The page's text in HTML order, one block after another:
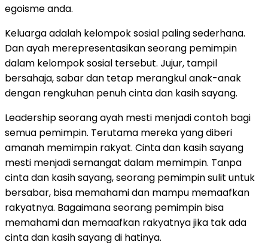
egoisme anda.
Keluarga adalah kelompok sosial paling sederhana.
Dan ayah merepresentasikan seorang pemimpin
dalam kelompok sosial tersebut. Jujur, tampil
bersahaja, sabar dan tetap merangkul anak-anak
dengan rengkuhan penuh cinta dan kasih sayang.
Leadership seorang ayah mesti menjadi contoh bagi
semua pemimpin. Terutama mereka yang diberi
amanah memimpin rakyat. Cinta dan kasih sayang
mesti menjadi semangat dalam memimpin. Tanpa
cinta dan kasih sayang, seorang pemimpin sulit untuk
bersabar, bisa memahami dan mampu memaafkan
rakyatnya. Bagaimana seorang pemimpin bisa
memahami dan memaafkan rakyatnya jika tak ada
cinta dan kasih sayang di hatinya.